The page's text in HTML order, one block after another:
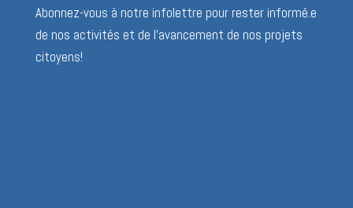
Abonnez-vous à notre infolettre pour rester informé.e
de nos activités et de l’avancement de nos projets
citoyens!